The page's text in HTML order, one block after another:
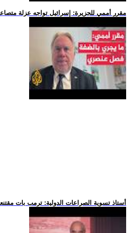
.. مقرر أممي للجزيرة: إسرائيل تواجه عزلة
.. أستاذ تسوية الصراعات الدولية: ترمب بات